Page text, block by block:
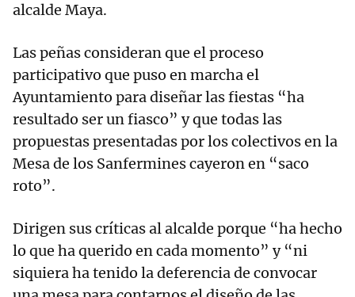
alcalde Maya.
Las peñas consideran que el proceso
participativo que puso en marcha el
Ayuntamiento para diseñar las fiestas “ha
resultado ser un fiasco” y que todas las
propuestas presentadas por los colectivos en la
Mesa de los Sanfermines cayeron en “saco
roto”.
Dirigen sus críticas al alcalde porque “ha hecho
lo que ha querido en cada momento” y “ni
siquiera ha tenido la deferencia de convocar